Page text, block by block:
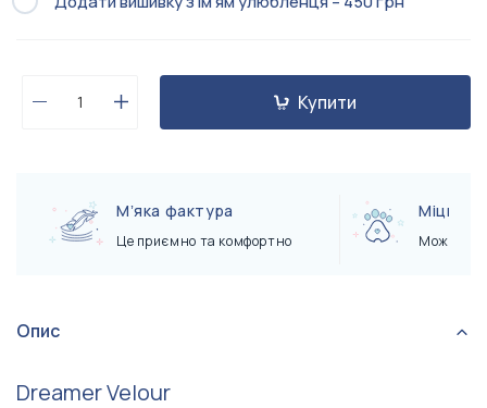
Купити
Мʼяка фактура
Це приємно та комфортно
Міцний
Можна
Опис
Dreamer Velour